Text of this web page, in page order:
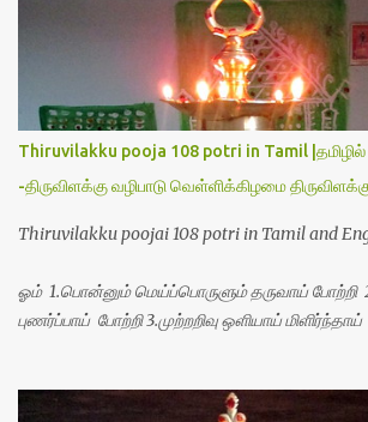
Thiruvilakku pooja 108 potri in Tamil |தமிழில்
-திருவிளக்கு வழிபாடு வெள்ளிக்கிழமை
Thiruvilakku poojai 108 potri in Tamil and
ஓம் 1.பொன்னும் மெய்ப்பொருளும் தருவாய் போற்றி
புணர்ப்பாய் போற்றி 3.முற்றறிவு ஒளியாய் மிளிர்ந்தாய்
8.பிறர்வயமாகா பெரியோய் போற்றி 9.பேரின்பப்